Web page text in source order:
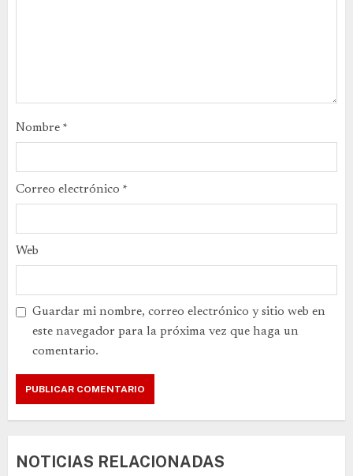
Nombre *
Correo electrónico *
Web
Guardar mi nombre, correo electrónico y sitio web en
este navegador para la próxima vez que haga un
comentario.
NOTICIAS RELACIONADAS